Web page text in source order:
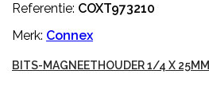
Referentie: COXT973210
Merk: Connex
BITS-MAGNEETHOUDER 1/4 X 25MM